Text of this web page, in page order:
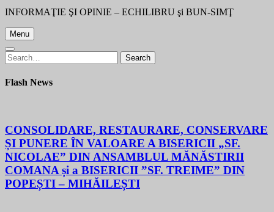
INFORMAŢIE ŞI OPINIE – ECHILIBRU şi BUN-SIMŢ
Menu
Search
for:
Search
Flash News
CONSOLIDARE, RESTAURARE, CONSERVARE
ȘI PUNERE ÎN VALOARE A BISERICII „SF.
NICOLAE” DIN ANSAMBLUL MĂNĂSTIRII
COMANA și a BISERICII ”SF. TREIME” DIN
POPEȘTI – MIHĂILEȘTI